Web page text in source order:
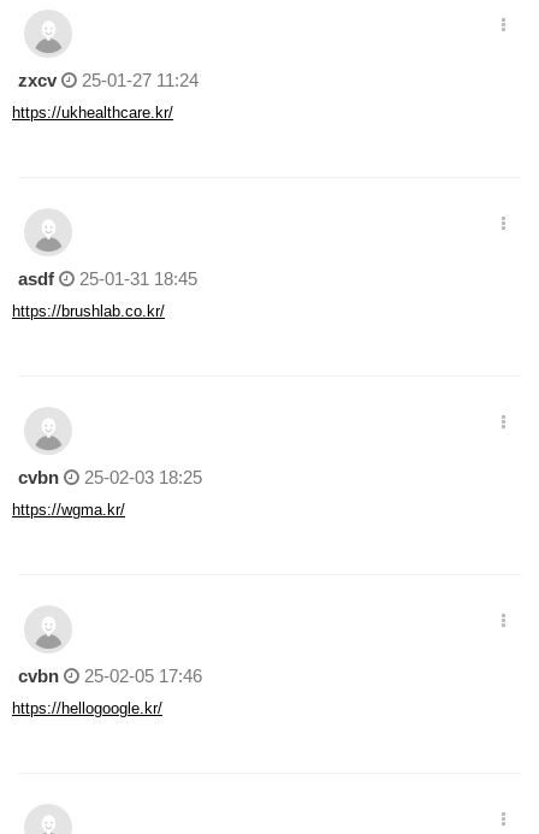
zxcv 25-01-27 11:24
https://ukhealthcare.kr/
asdf 25-01-31 18:45
https://brushlab.co.kr/
cvbn 25-02-03 18:25
https://wgma.kr/
cvbn 25-02-05 17:46
https://hellogoogle.kr/